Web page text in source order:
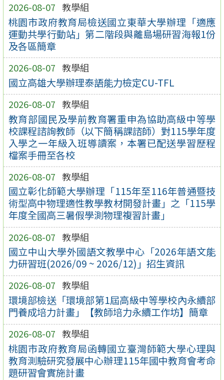
2026-08-07 教學組
桃園市政府教育局檢送國立東華大學辦理「適應
運動共學行動站」第二階段與離島場研習海報1份
及各區簡章
2026-08-07 教學組
國立高雄大學辦理泰語能力檢定CU-TFL
2026-08-07 教學組
教育部國民及學前教育署重申為協助高級中等學
校課程諮詢教師（以下簡稱課諮師）對115學年度
入學之一年級入班導讀案，本署已配送學習歷程
檔案手冊至各校
2026-08-07 教學組
國立彰化師範大學辦理「115年至116年普通暨技
術型高中物理適性教學教材開發計畫」之「115學
年度全國高三暑假學測物理複習計畫」
2026-08-07 教學組
國立中山大學外國語文教學中心「2026年語文能
力研習班(2026/09 ~ 2026/12)」招生資訊
2026-08-07 教學組
環境部檢送「環境部第1屆高級中等學校內永續部
門養成培力計畫」【教師培力永續工作坊】簡章
2026-08-07 教學組
桃園市政府教育局函轉國立臺灣師範大學心理與
教育測驗研究發展中心辦理115年國中教育會考命
題研習會實施計畫